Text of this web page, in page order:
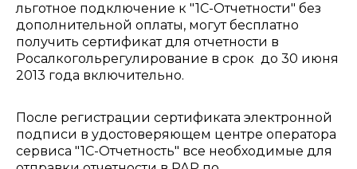
льготное подключение к "1С-Отчетности" без
дополнительной оплаты, могут бесплатно
получить сертификат для отчетности в
Росалкогольрегулирование в срок до 30 июня
2013 года включительно.
После регистрации сертификата электронной
подписи в удостоверяющем центре оператора
сервиса "1С-Отчетность" все необходимые для